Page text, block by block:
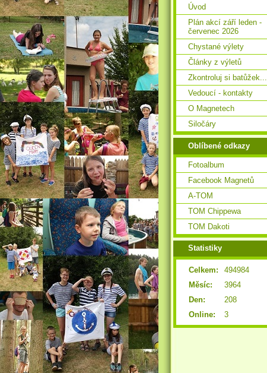
Úvod
Plán akcí září leden -
červenec 2026
Chystané výlety
Články z výletů
Zkontroluj si batůžek...
Vedoucí - kontakty
O Magnetech
Siločáry
Oblíbené odkazy
Fotoalbum
Facebook Magnetů
A-TOM
TOM Chippewa
TOM Dakoti
Statistiky
Online: 3
Celkem:
494984
Měsíc:
3964
Den:
208